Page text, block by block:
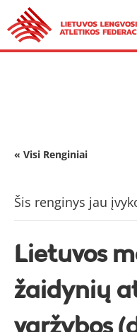
« Visi Renginiai
Šis renginys jau
Lietuvos
žaidynių
varžybos